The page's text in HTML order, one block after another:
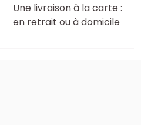
Une livraison à la carte :
en retrait ou à domicile